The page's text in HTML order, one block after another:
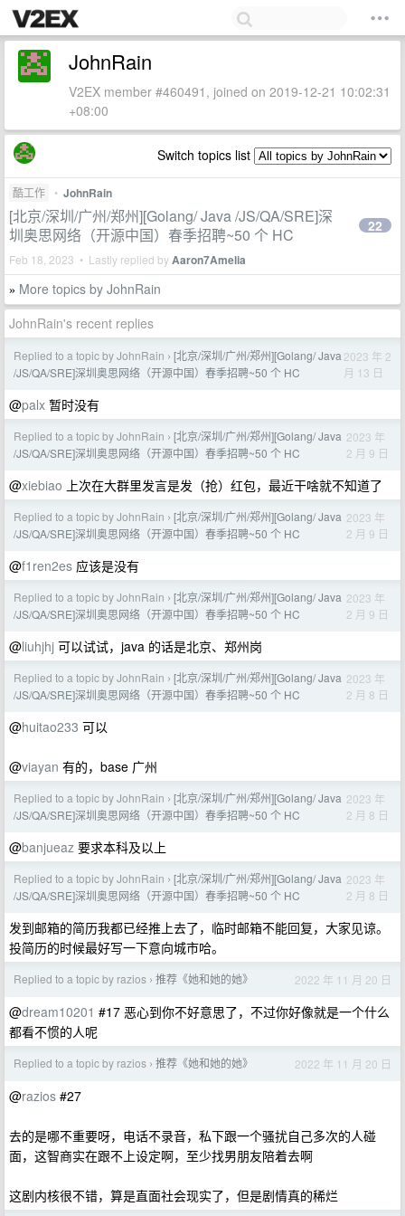
JohnRain
V2EX member #460491, joined on 2019-12-21 10:02:31
+08:00
Switch topics list
酷工作 • JohnRain
[北京/深圳/广州/郑州][Golang/ Java /JS/QA/SRE]深
圳奥思网络（开源中国）春季招聘~50 个 HC
Feb 18, 2023 • Lastly replied byAaron7Amelia
22
» More topics by JohnRain
JohnRain's recent replies
Replied to a topic by JohnRain › [北京/深圳/广州/郑州][Golang/ Java
/JS/QA/SRE]深圳奥思网络（开源中国）春季招聘~50 个 HC
2023 年 2
月 13 日
@palx 暂时没有
Replied to a topic by JohnRain › [北京/深圳/广州/郑州][Golang/ Java
/JS/QA/SRE]深圳奥思网络（开源中国）春季招聘~50 个 HC
2023 年
2 月 9 日
@xiebiao 上次在大群里发言是发（抢）红包，最近干啥就不知道了
Replied to a topic by JohnRain › [北京/深圳/广州/郑州][Golang/ Java
/JS/QA/SRE]深圳奥思网络（开源中国）春季招聘~50 个 HC
2023 年
2 月 9 日
@f1ren2es 应该是没有
Replied to a topic by JohnRain › [北京/深圳/广州/郑州][Golang/ Java
/JS/QA/SRE]深圳奥思网络（开源中国）春季招聘~50 个 HC
2023 年
2 月 9 日
@liuhjhj 可以试试，java 的话是北京、郑州岗
Replied to a topic by JohnRain › [北京/深圳/广州/郑州][Golang/ Java
/JS/QA/SRE]深圳奥思网络（开源中国）春季招聘~50 个 HC
2023 年
2 月 8 日
@huitao233 可以
@viayan 有的，base 广州
Replied to a topic by JohnRain › [北京/深圳/广州/郑州][Golang/ Java
/JS/QA/SRE]深圳奥思网络（开源中国）春季招聘~50 个 HC
2023 年
2 月 8 日
@banjueaz 要求本科及以上
Replied to a topic by JohnRain › [北京/深圳/广州/郑州][Golang/ Java
/JS/QA/SRE]深圳奥思网络（开源中国）春季招聘~50 个 HC
2023 年
2 月 8 日
发到邮箱的简历我都已经推上去了，临时邮箱不能回复，大家见谅。
投简历的时候最好写一下意向城市哈。
Replied to a topic by razios › 推荐《她和她的她》 2022 年 11 月 20 日
@dream10201 #17 恶心到你不好意思了，不过你好像就是一个什么
都看不惯的人呢
Replied to a topic by razios › 推荐《她和她的她》 2022 年 11 月 20 日
@razios #27
去的是哪不重要呀，电话不录音，私下跟一个骚扰自己多次的人碰
面，这智商实在跟不上设定啊，至少找男朋友陪着去啊
这剧内核很不错，算是直面社会现实了，但是剧情真的稀烂